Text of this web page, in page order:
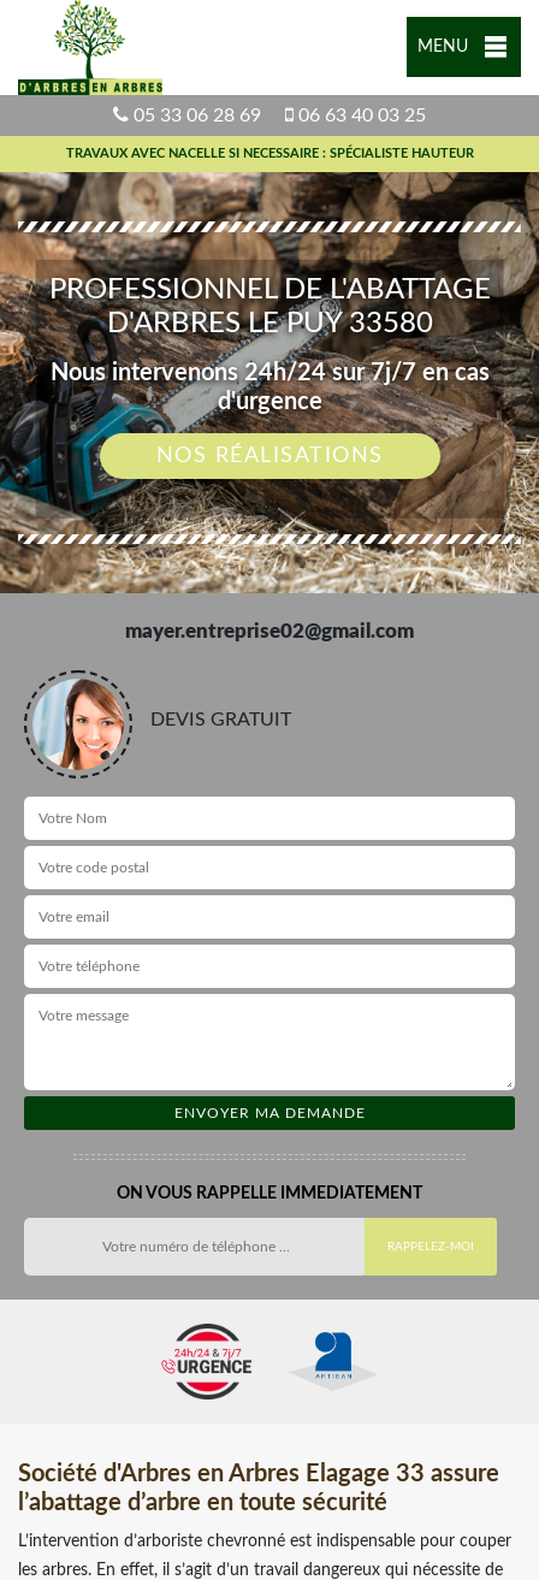
MENU
05 33 06 28 69 06 63 40 03 25
TRAVAUX AVEC NACELLE SI NECESSAIRE : SPÉCIALISTE HAUTEUR
PROFESSIONNEL DE L'ABATTAGE
D'ARBRES LE PUY 33580
Nous intervenons 24h/24 sur 7j/7 en cas
d'urgence
NOS RÉALISATIONS
mayer.entreprise02@gmail.com
DEVIS GRATUIT
ON VOUS RAPPELLE IMMEDIATEMENT
Société d'Arbres en Arbres Elagage 33 assure
l’abattage d’arbre en toute sécurité
L’intervention d’arboriste chevronné est indispensable pour couper
les arbres. En effet, il s’agit d’un travail dangereux qui nécessite de